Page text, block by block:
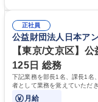
道路施設や道路工事現場
へ配属。※業務内容変更の範囲：会
ープ】総合職（事務）
部門など多岐に渡る業務
事業の他、新宿駅西口広
イン」の管理運営を行
います。 学歴・資格 学歴：大学院 大学 高専 短大 専修学校 高校 語学力：
資格：
正社員
公益財団法人日本ア
【東京/文京区】
125日 総務
下記業務を部長1名、課長1名
者として業務を覚えていただ
躍いただくことを期待していま
月給